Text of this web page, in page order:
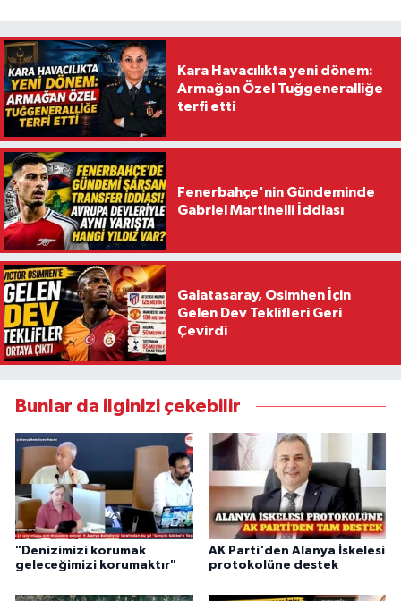
Kara Havacılıkta yeni dönem:
Armağan Özel Tuğgeneralliğe
terfi etti
Fenerbahçe'nin Gündeminde
Gabriel Martinelli İddiası
Galatasaray, Osimhen İçin
Gelen Dev Teklifleri Geri
Çevirdi
Bunlar da ilginizi çekebilir
"Denizimizi korumak
geleceğimizi korumaktır"
AK Parti'den Alanya İskelesi
protokolüne destek